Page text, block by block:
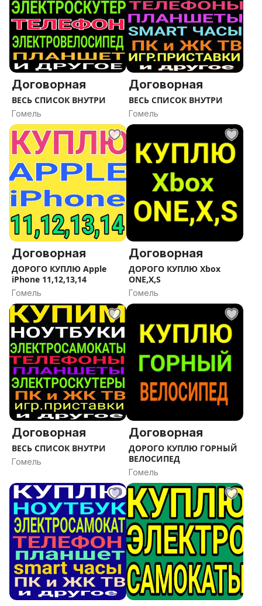
Договорная
ВЕСЬ СПИСОК ВНУТРИ
Гомель
Договорная
ВЕСЬ СПИСОК ВНУТРИ
Гомель
Договорная
ДОРОГО КУПЛЮ Apple
iPhone 11,12,13,14
Гомель
Договорная
ДОРОГО КУПЛЮ Xbox
ONE,X,S
Гомель
Договорная
ВЕСЬ СПИСОК ВНУТРИ
Гомель
Договорная
ДОРОГО КУПЛЮ ГОРНЫЙ
ВЕЛОСИПЕД
Гомель